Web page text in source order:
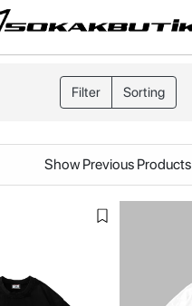
Filter Sorting
Show Previous Products